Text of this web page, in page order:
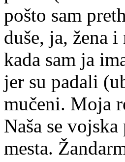
pošto sam
duše, ja, žena
kada sam ja
jer su padali
mučeni. Moja
Naša se
mesta.